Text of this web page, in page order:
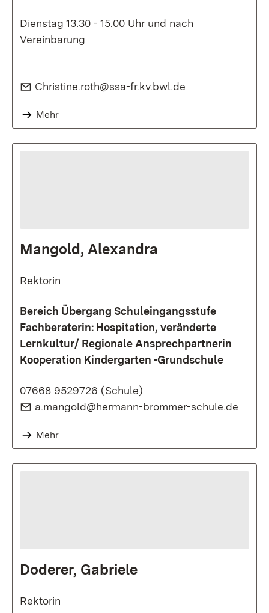
Dienstag 13.30 - 15.00 Uhr und nach
Vereinbarung
E-Mail:
Christine.roth@ssa-fr.kv.bwl.de
Mehr
Mangold, Alexandra
Rektorin
Bereich Übergang Schuleingangsstufe
Fachberaterin: Hospitation, veränderte
Lernkultur/ Regionale Ansprechpartnerin
Kooperation Kindergarten -Grundschule
07668 9529726 (Schule)
E-Mail:
a.mangold@hermann-brommer-schule.de
Mehr
Doderer, Gabriele
Rektorin